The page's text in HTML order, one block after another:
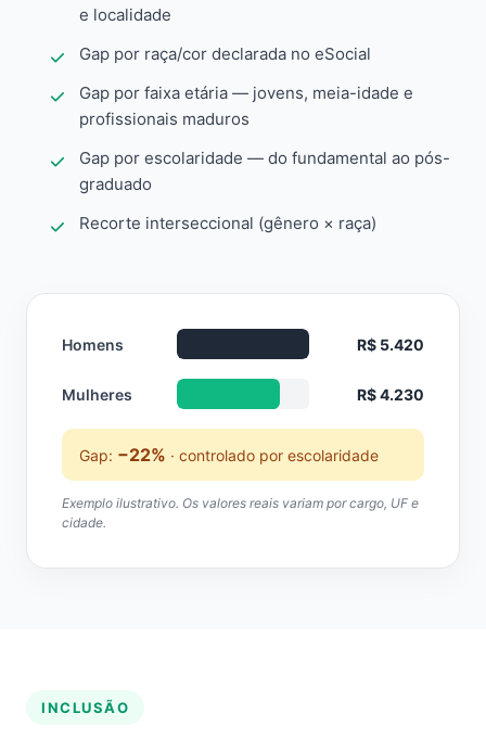
e localidade
Gap por raça/cor declarada no eSocial
Gap por faixa etária — jovens, meia-idade e
profissionais maduros
Gap por escolaridade — do fundamental ao pós-
graduado
Recorte interseccional (gênero × raça)
Homens R$ 5.420
Mulheres R$ 4.230
Gap: −22% · controlado por escolaridade
Exemplo ilustrativo. Os valores reais variam por cargo, UF e
cidade.
INCLUSÃO